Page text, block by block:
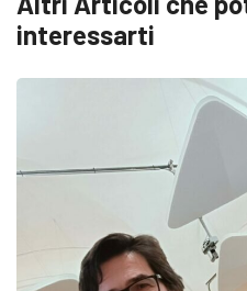
interessarti